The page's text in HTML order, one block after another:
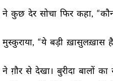
ने कुछ देर सोचा फिर कहा,
मुस्कुराया, “ये बड़ी ख़ासुलख़ास
ने ग़ौर से देखा। बुरीदा बालों का